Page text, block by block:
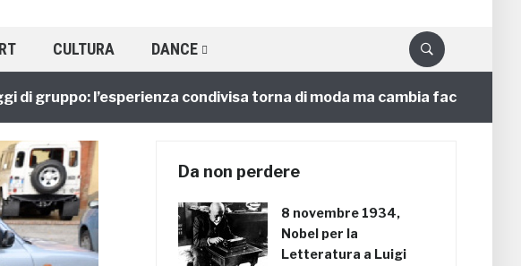
CULTURA DANCE
l’esperienza condivisa torna di moda ma cambia faccia
Da non perdere
8 novembre 1934,
Nobel per la
Letteratura a Luigi